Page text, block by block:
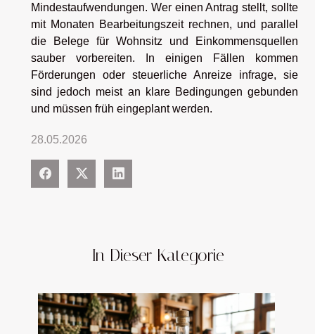
In Dieser Kategorie
Mindestaufwendungen. Wer einen Antrag stellt, sollte
mit Monaten Bearbeitungszeit rechnen, und parallel
die Belege für Wohnsitz und Einkommensquellen
sauber vorbereiten. In einigen Fällen kommen
Förderungen oder steuerliche Anreize infrage, sie
sind jedoch meist an klare Bedingungen gebunden
und müssen früh eingeplant werden.
28.05.2026